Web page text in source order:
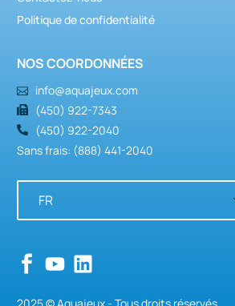
Politique de confidentialité
NOS COORDONNÉES
info@aquajeux.com
(450) 922-7343
(450) 922-2040
Sans frais: (888) 441-2040
FR